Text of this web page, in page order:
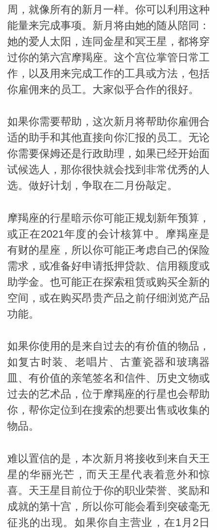
米勒
_susan
miller
勒
周，就像所有的新月一样。你可以利用这种
能量来完成事项。新月将由她的随从陪同：
她的爱人太阳，连同金星和冥王星，都将穿
过你的第六宫摩羯座。这个宫位掌管日常工
作，以及用来完成工作的工具或方法，包括
你雇佣来的员工。大家似乎合作的很好。
如果你需要帮助，这次新月将帮助你雇佣合
适的助手和其他直接向你汇报的员工。无论
你需要保姆还是行政助理，如果已经开始面
试候选人，那你很快就会找到非常优秀的人
选。做好计划，争取在二月份敲定。
摩羯座的行星暗示你可能正规划新年预算，
或正在2021年度的会计核算中。摩羯座是
有财的星座，所以你可能正考虑自己的保险
需求，或准备好申请抵押贷款、信用额度或
助学金。也可能正在探索租赁或购买全新的
空间，或在购买昂贵产品之前仔细浏览产品
功能。
如果你使用的是来自过去的有价值的物品，
如复古时装、老唱片、古董瓷器和玻璃器
皿、有价值的亲笔签名和信件、历史文物或
过去的艺术品，位于摩羯座的行星也会帮助
你，帮你定位到在搜索的想要出售或收集的
物品。
难以置信的是，本次新月将接收到来自天王
星的华丽光芒，而天王星代表着意外和惊
喜。天王星目前位于你的职业荣誉、奖励和
成就的第十宫，所以你可能会看到突破毫无
征兆的出现。如果你自主营业，在1月2日